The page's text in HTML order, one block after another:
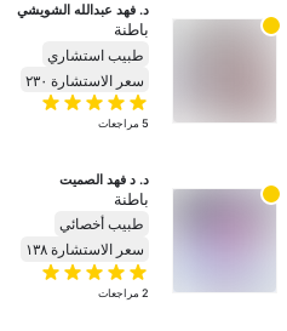
د. فهد عبدالله الشويشي
باطنة
طبيب استشاري
سعر الاستشارة ٢٣٠
5 مراجعات
د. د فهد الصميت
باطنة
طبيب أخصائي
سعر الاستشارة ١٣٨
2 مراجعات